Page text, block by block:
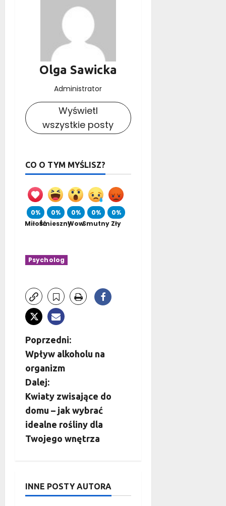
Olga Sawicka
Administrator
Wyświetl
wszystkie posty
CO O TYM MYŚLISZ?
0%
Miłość
0%
Śmieszny
0%
Wow
0%
Smutny
0%
Zły
Psycholog
Z
o
b
a
c
p
Poprzedni:
Wpływ alkoholu na
organizm
Dalej:
Kwiaty zwisające do
domu – jak wybrać
idealne rośliny dla
Twojego wnętrza
INNE POSTY AUTORA